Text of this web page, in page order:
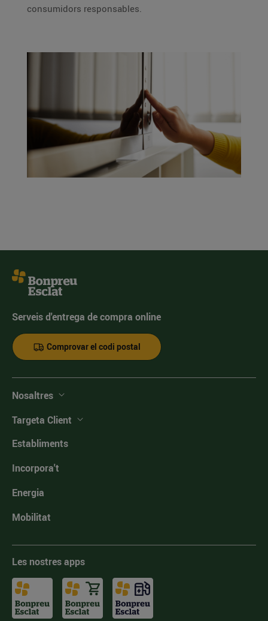
consumidors responsables.
Serveis d'entrega de compra online
Comprovar el codi postal
Nosaltres
Targeta Client
Establiments
Incorpora't
Energia
Mobilitat
Les nostres apps